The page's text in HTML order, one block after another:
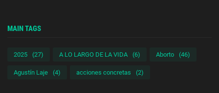
MAIN TAGS
2025 (27) A LO LARGO DE LA VIDA (6) Aborto (46)
Agustín Laje (4) acciones concretas (2)